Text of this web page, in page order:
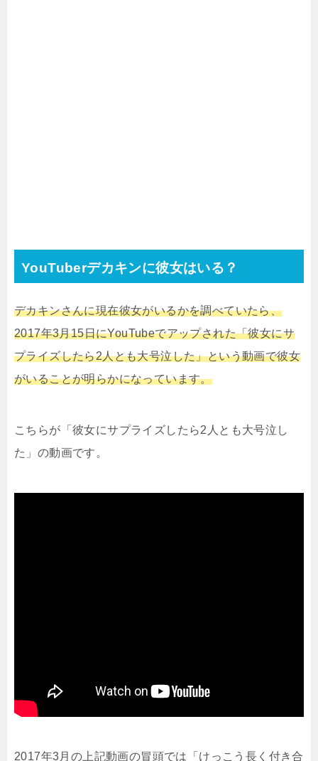
YouTuberデカキンに彼女はいる？
デカキンさんに現在彼女がいるかを調べていたら、
2017年3月15日にYouTubeでアップされた「彼女にサ
プライズしたら2人とも大号泣した」という動画で彼女
がいることが明らかになっています。
こちらが「彼女にサプライズしたら2人とも大号泣し
た」の動画です。
2017年3月の上記動画の冒頭では「けっこう長く付き合